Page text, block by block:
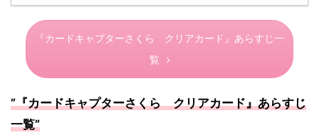
『カードキャプターさくら クリアカード』あらすじ一
覧
”『カードキャプターさくら クリアカード』あらすじ
一覧”